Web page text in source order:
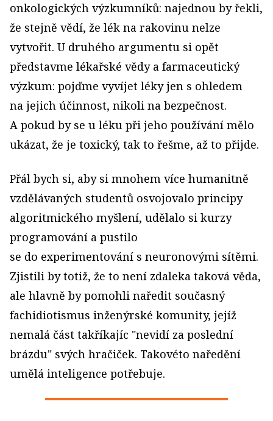
onkologických výzkumníků: najednou by řekli,
že stejně vědí, že lék na rakovinu nelze
vytvořit. U druhého argumentu si opět
představme lékařské vědy a farmaceutický
výzkum: pojďme vyvíjet léky jen s ohledem
na jejich účinnost, nikoli na bezpečnost.
A pokud by se u léku při jeho používání mělo
ukázat, že je toxický, tak to řešme, až to přijde.
Přál bych si, aby si mnohem více humanitně
vzdělávaných studentů osvojovalo principy
algoritmického myšlení, udělalo si kurzy
programování a pustilo
se do experimentování s neuronovými sítěmi.
Zjistili by totiž, že to není zdaleka taková věda,
ale hlavně by pomohli naředit současný
fachidiotismus inženýrské komunity, jejíž
nemalá část takříkajíc "nevidí za poslední
brázdu" svých hračiček. Takovéto naředění
umělá inteligence potřebuje.